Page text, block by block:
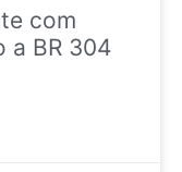
com
a BR 304